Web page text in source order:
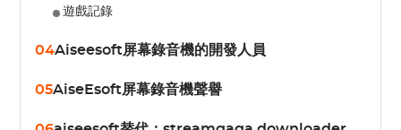
遊戲記錄
04Aiseesoft屏幕錄音機的開發人員
05AiseEsoft屏幕錄音機聲譽